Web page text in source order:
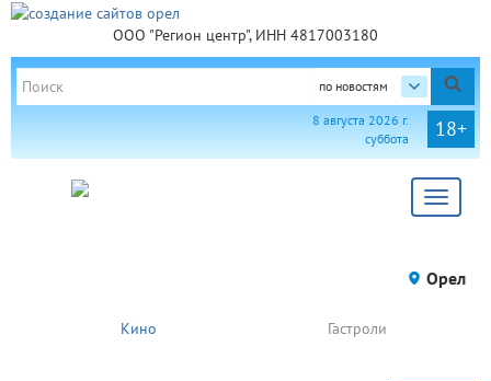
ООО "Регион центр", ИНН 4817003180
по новостям
18+
8 августа 2026 г.
суббота
Toggle
Орел
Кино Гастроли